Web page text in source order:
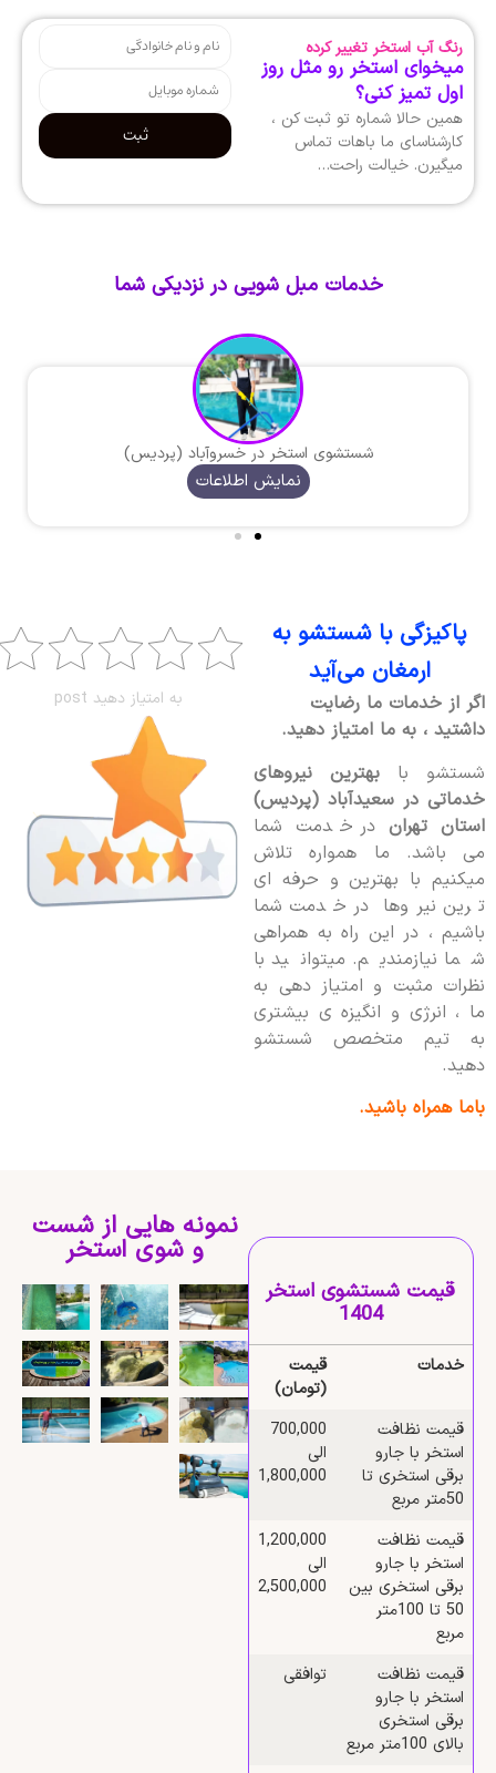
رنگ آب استخر تغییر کرده
میخوای استخر رو مثل روز
اول تمیز کنی؟
همین حالا شماره تو ثبت کن ،
کارشناسای ما باهات تماس
میگیرن. خیالت راحت…
ثبت
خدمات مبل شویی در نزدیکی شما
شستشوی استخر در خسروآباد (پردیس)
نمایش اطلاعات
پاکیزگی با شستشو به
ارمغان می‌آید
اگر از خدمات ما رضایت
داشتید ، به ما امتیاز دهید.
شستشو با
بهترین نیروهای
خدماتی در سعیدآباد (پردیس)
استان تهراندر خدمت شما
می باشد. ما همواره تلاش
میکنیم با بهترین و حرفه ای
ترین نیروها در خدمت شما
باشیم ، در این راه به همراهی
شما نیازمندیم. میتوانید با
نظرات مثبت و امتیاز دهی به
ما ، انرژی و انگیزه ی بیشتری
به تیم متخصص شستشو
دهید.
باما همراه باشید.
به امتیاز دهید post
قیمت شستشوی استخر
1404
خدمات
قیمت
(تومان)
قیمت نظافت
استخر با جارو
برقی استخری تا
50متر مربع
700,000
الی
1,800,000
قیمت نظافت
استخر با جارو
برقی استخری بین
50 تا 100متر
مربع
1,200,000
الی
2,500,000
قیمت نظافت
استخر با جارو
برقی استخری
بالای 100متر مربع
توافقی
نمونه هایی از شست
و شوی استخر